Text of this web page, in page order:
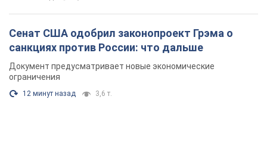
Сенат США одобрил законопроект Грэма о
санкциях против России: что дальше
Документ предусматривает новые экономические
ограничения
12 минут назад 3,6 т.